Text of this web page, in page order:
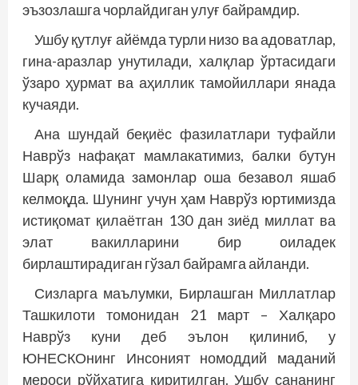
эъзозлашга чорлайдиган улуғ байрамдир.
Ушбу қутлуғ айёмда турли низо ва адоватлар,
гина-аразлар унутилади, халқлар ўртасидаги
ўзаро ҳурмат ва аҳиллик тамойиллари янада
кучаяди.
Ана шундай беқиёс фазилатлари туфайли
Нав­рўз нафақат мамлакатимиз, балки бутун
Шарқ оламида замонлар оша безавол яшаб
келмоқда. Шунинг учун ҳам Наврўз юртимизда
истиқомат қилаётган 130 дан зиёд миллат ва
элат вакилларини бир оиладек
бирлаштирадиган гўзал байрамга айланди.
Сизларга маълумки, Бирлашган Миллатлар
Ташкилоти томонидан 21 март – Халқаро
Наврўз куни деб эълон қилиниб, у
ЮНЕСКОнинг Инсоният номоддий маданий
мероси рўйхатига киритилган. Ушбу сананинг